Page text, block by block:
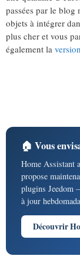
passées par le blog
objets à intégrer
plus cher et vous
également la
🏠 Vous
Home Assistant
propose
plugins Jeedom
à jour
Découvrir